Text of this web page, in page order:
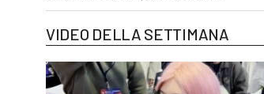
VIDEO DELLA SETTIMANA